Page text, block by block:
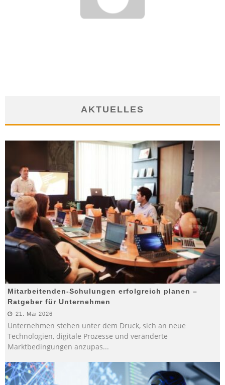
AKTUELLES
Mitarbeitenden-Schulungen erfolgreich planen –
Ratgeber für Unternehmen
21. Mai 2026
Unternehmen stehen unter dem Druck, sich an neue
Technologien, digitale Prozesse und veränderte
Marktbedingungen anzupas...